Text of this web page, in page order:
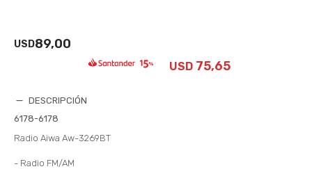
USD89,00
USD 75,65
DESCRIPCIÓN
6178-6178
Radio Aiwa Aw-3269BT
- Radio FM/AM